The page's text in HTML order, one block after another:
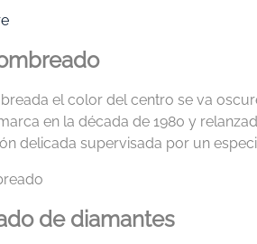
el color del centro se va
en la década de 1980 y
delicada supervisada por un
de diamantes